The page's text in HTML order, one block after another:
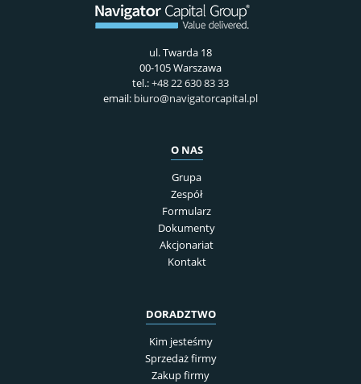
ul. Twarda 18
00-105 Warszawa
tel.:+48 22 630 83 33
email: biuro@navigatorcapital.pl
O NAS
Grupa
Zespół
Formularz
Dokumenty
Akcjonariat
Kontakt
DORADZTWO
Kim jesteśmy
Sprzedaż firmy
Zakup firmy